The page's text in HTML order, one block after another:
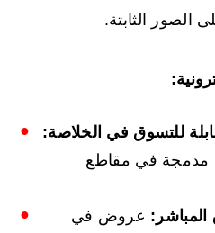
الثابتة.
للتسوق في الخلاصة:
في مقاطع
عروض في